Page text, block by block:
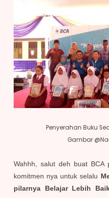
Penyerahan Buku
Gambar
Wahhh, salut deh buat BCA
komitmen nya untuk selalu
pilarnya Belajar Lebih